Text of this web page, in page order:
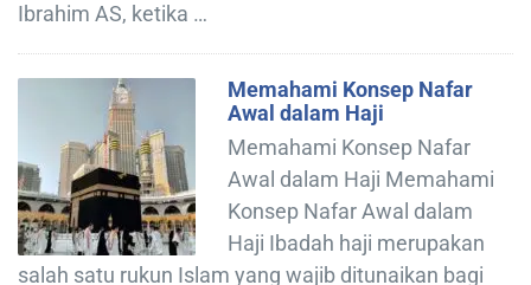
Ibrahim AS, ketika …
Memahami Konsep Nafar
Awal dalam Haji
Memahami Konsep Nafar
Awal dalam Haji Memahami
Konsep Nafar Awal dalam
Haji Ibadah haji merupakan
salah satu rukun Islam yang wajib ditunaikan bagi